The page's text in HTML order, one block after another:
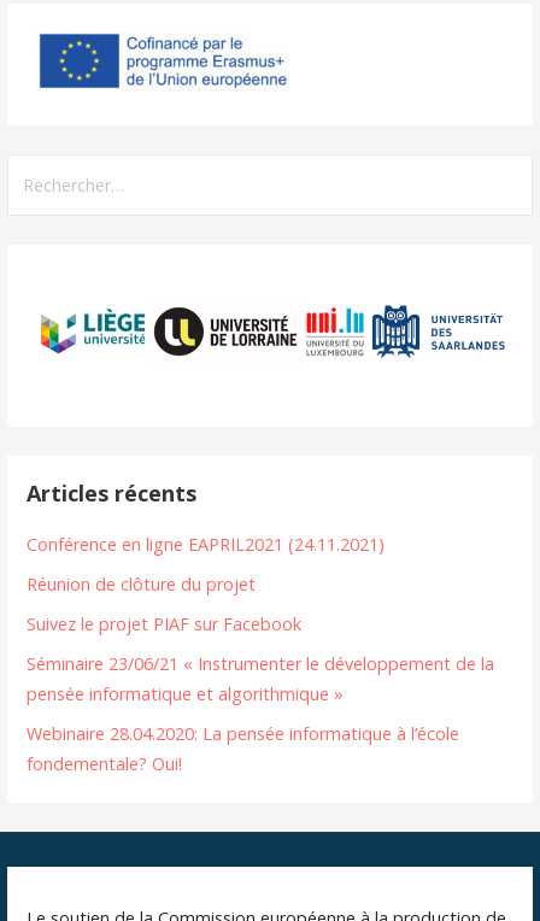
Articles récents
Conférence en ligne EAPRIL2021 (24.11.2021)
Réunion de clôture du projet
Suivez le projet PIAF sur Facebook
Séminaire 23/06/21 « Instrumenter le développement de la
pensée informatique et algorithmique »
Webinaire 28.04.2020: La pensée informatique à l’école
fondementale? Oui!